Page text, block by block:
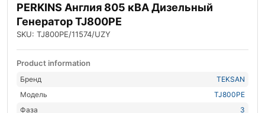
PERKINS Англия 805 кВА Дизельный
Генератор TJ800PE
SKU: TJ800PE/11574/UZY
Product information
Бренд
TEKSAN
Модель
TJ800PE
Фаза
3